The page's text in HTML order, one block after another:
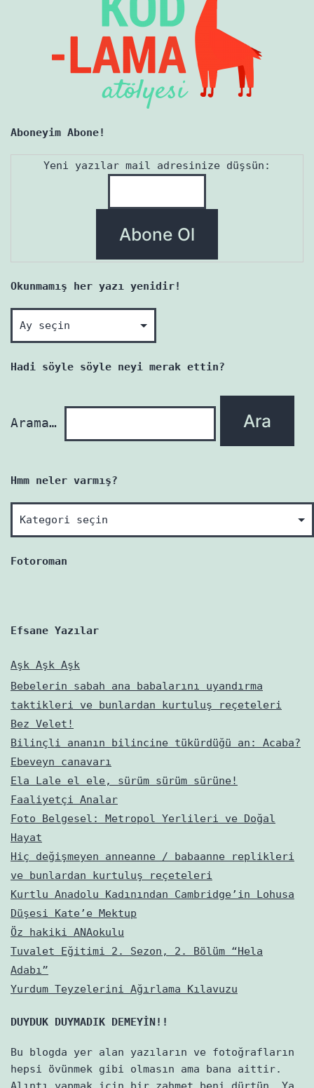
Aboneyim Abone!
Yeni yazılar mail adresinize düşsün:
Okunmamış her yazı yenidir!
Okunmamış
her
yazı
Hadi söyle söyle neyi merak ettin?
Arama…
Hmm neler varmış?
Hmm
neler
varmış?
Fotoroman
Efsane Yazılar
Aşk Aşk Aşk
Bebelerin sabah ana babalarını uyandırma
taktikleri ve bunlardan kurtuluş reçeteleri
Bez Velet!
Bilinçli ananın bilincine tükürdüğü an: Acaba?
Ebeveyn canavarı
Ela Lale el ele, sürüm sürüm sürüne!
Faaliyetçi Analar
Foto Belgesel: Metropol Yerlileri ve Doğal
Hayat
Hiç değişmeyen anneanne / babaanne replikleri
ve bunlardan kurtuluş reçeteleri
Kurtlu Anadolu Kadınından Cambridge’in Lohusa
Düşesi Kate’e Mektup
Öz hakiki ANAokulu
Tuvalet Eğitimi 2. Sezon, 2. Bölüm “Hela
Adabı”
Yurdum Teyzelerini Ağırlama Kılavuzu
DUYDUK DUYMADIK DEMEYİN!!
Bu blogda yer alan yazıların ve fotoğrafların
hepsi övünmek gibi olmasın ama bana aittir.